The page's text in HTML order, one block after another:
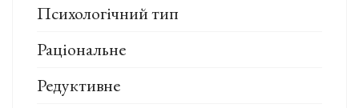
Психологічний тип
Раціональне
Редуктивне